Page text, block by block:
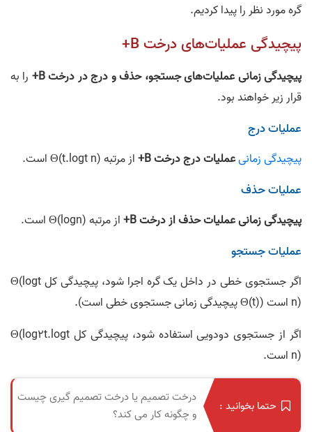
گره مورد نظر را پیدا کردیم.
پیچیدگی عملیات‌های درخت B+
پیچیدگی زمانی عملیات‌های جستجو، حذف و درج در درخت B+
را به
قرار زیر خواهند بود.
عملیات درج
پیچیدگی زمانیعملیات درج درخت B+ از مرتبه Θ(t.logt n) است.
عملیات حذف
پیچیدگی زمانی عملیات حذف از درخت B+ از مرتبه Θ(logn) است.
عملیات جستجو
اگر جستجوی خطی در داخل یک گره اجرا شود، پیچیدگی کل Θ(logt
n) است (Θ(t) پیچیدگی زمانی جستجوی خطی است).
اگر از جستجوی دودویی استفاده شود، پیچیدگی کل Θ(log2t.logt
n) است.
حتما بخوانید :
درخت تصمیم یا درخت تصمیم گیری چیست
و چگونه کار می کند؟